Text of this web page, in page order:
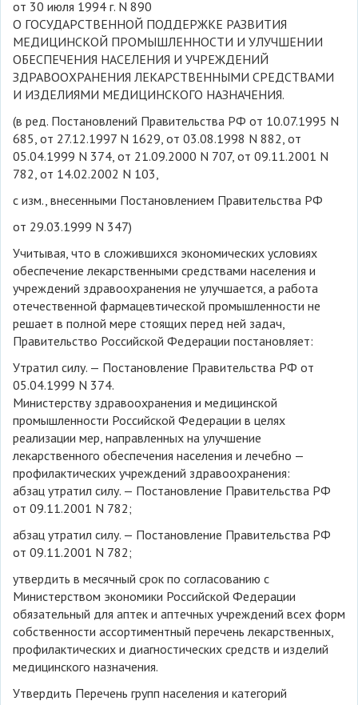
от 30 июля 1994 г. N 890
О ГОСУДАРСТВЕННОЙ ПОДДЕРЖКЕ РАЗВИТИЯ
МЕДИЦИНСКОЙ ПРОМЫШЛЕННОСТИ И УЛУЧШЕНИИ
ОБЕСПЕЧЕНИЯ НАСЕЛЕНИЯ И УЧРЕЖДЕНИЙ
ЗДРАВООХРАНЕНИЯ ЛЕКАРСТВЕННЫМИ СРЕДСТВАМИ
И ИЗДЕЛИЯМИ МЕДИЦИНСКОГО НАЗНАЧЕНИЯ.
(в ред. Постановлений Правительства РФ от 10.07.1995 N
685, от 27.12.1997 N 1629, от 03.08.1998 N 882, от
05.04.1999 N 374, от 21.09.2000 N 707, от 09.11.2001 N
782, от 14.02.2002 N 103,
с изм., внесенными Постановлением Правительства РФ
от 29.03.1999 N 347)
Учитывая, что в сложившихся экономических условиях
обеспечение лекарственными средствами населения и
учреждений здравоохранения не улучшается, а работа
отечественной фармацевтической промышленности не
решает в полной мере стоящих перед ней задач,
Правительство Российской Федерации постановляет:
Утратил силу. — Постановление Правительства РФ от
05.04.1999 N 374.
Министерству здравоохранения и медицинской
промышленности Российской Федерации в целях
реализации мер, направленных на улучшение
лекарственного обеспечения населения и лечебно —
профилактических учреждений здравоохранения:
абзац утратил силу. — Постановление Правительства РФ
от 09.11.2001 N 782;
абзац утратил силу. — Постановление Правительства РФ
от 09.11.2001 N 782;
утвердить в месячный срок по согласованию с
Министерством экономики Российской Федерации
обязательный для аптек и аптечных учреждений всех форм
собственности ассортиментный перечень лекарственных,
профилактических и диагностических средств и изделий
медицинского назначения.
Утвердить Перечень групп населения и категорий